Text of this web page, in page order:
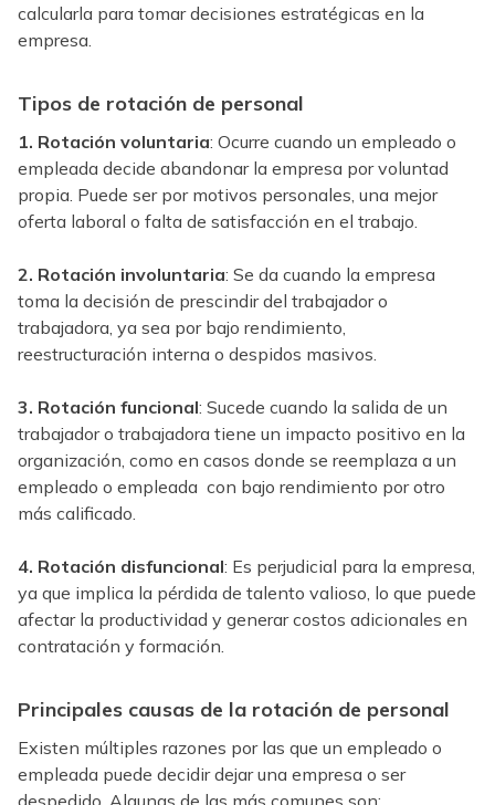
calcularla para tomar decisiones estratégicas en la
empresa.
Tipos de rotación de personal
1. Rotación voluntaria: Ocurre cuando un empleado o
empleada decide abandonar la empresa por voluntad
propia. Puede ser por motivos personales, una mejor
oferta laboral o falta de satisfacción en el trabajo.
2. Rotación involuntaria: Se da cuando la empresa
toma la decisión de prescindir del trabajador o
trabajadora, ya sea por bajo rendimiento,
reestructuración interna o despidos masivos.
3. Rotación funcional: Sucede cuando la salida de un
trabajador o trabajadora tiene un impacto positivo en la
organización, como en casos donde se reemplaza a un
empleado o empleada con bajo rendimiento por otro
más calificado.
4. Rotación disfuncional: Es perjudicial para la empresa,
ya que implica la pérdida de talento valioso, lo que puede
afectar la productividad y generar costos adicionales en
contratación y formación.
Principales causas de la rotación de personal
Existen múltiples razones por las que un empleado o
empleada puede decidir dejar una empresa o ser